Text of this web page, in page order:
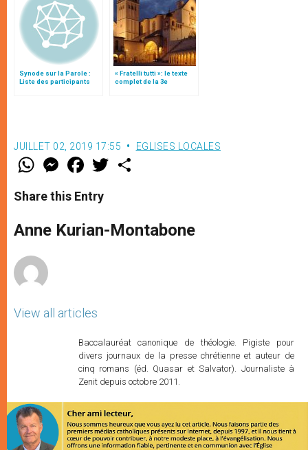
Synode sur la Parole :
Liste des participants
« Fratelli tutti »: le texte
complet de la 3e
JUILLET 02, 2019 17:55 EGLISES LOCALES
W
t
s
p
p
M
e
s
e
g
e
F
a
e
b
o
k
w
r
Share this Entry
Anne Kurian-Montabone
View all articles
Baccalauréat canonique de théologie. Pigiste pour
divers journaux de la presse chrétienne et auteur de
cinq romans (éd. Quasar et Salvator). Journaliste à
Zenit depuis octobre 2011.